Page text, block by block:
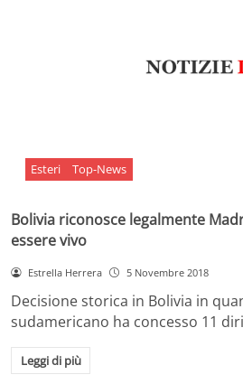
Esteri Top-News
Bolivia riconosce legalmente
essere vivo
Estrella Herrera 5 Novembre 2018
Decisione storica in Bolivia in
sudamericano ha concesso 11
Leggi di più